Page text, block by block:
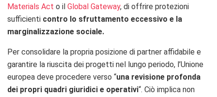
Materials Act o il Global Gateway, di offrire protezioni
sufficienti contro lo sfruttamento eccessivo e la
marginalizzazione sociale.
Per consolidare la propria posizione di partner affidabile e
garantire la riuscita dei progetti nel lungo periodo, l’Unione
europea deve procedere verso “una revisione profonda
dei propri quadri giuridici e operativi“. Ciò implica non